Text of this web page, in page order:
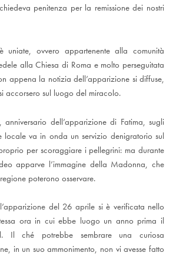
penitenza per la remissione dei nostri
uniate, ovvero appartenente alla comunità
alla Chiesa di Roma e molto perseguitata
appena la notizia dell’apparizione si diffuse,
accorsero sul luogo del miracolo.
dell’apparizione di Fatima, sugli
locale va in onda un servizio denigratorio sul
per scoraggiare i pellegrini: ma durante
apparve l’immagine della Madonna, che
poterono osservare.
del 26 aprile si è verificata nello
ora in cui ebbe luogo un anno prima il
Il ché potrebbe sembrare una curiosa
in un suo ammonimento, non vi avesse fatto